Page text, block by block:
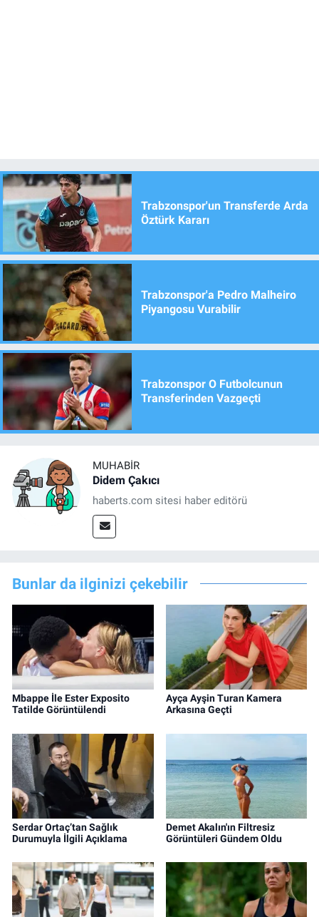
Trabzonspor'un Transferde Arda
Öztürk Kararı
Trabzonspor'a Pedro Malheiro
Piyangosu Vurabilir
Trabzonspor O Futbolcunun
Transferinden Vazgeçti
MUHABIR
Didem Çakıcı
haberts.com sitesi haber editörü
Bunlar da ilginizi çekebilir
Mbappe İle Ester Exposito
Tatilde Görüntülendi
Ayça Ayşin Turan Kamera
Arkasına Geçti
Serdar Ortaç’tan Sağlık
Durumuyla İlgili Açıklama
Demet Akalın'ın Filtresiz
Görüntüleri Gündem Oldu